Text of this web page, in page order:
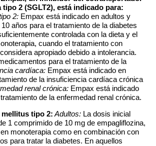
2 (SGLT2), está indicado para:
2: Empax está indicado en adultos y
años para el tratamiento de la diabetes
controlada con la dieta y el
cuando el tratamiento con
apropiado debido a intolerancia.
para el tratamiento de la
cardíaca: Empax está indicado en
de la insuficiencia cardíaca crónica
renal crónica: Empax está indicado
de la enfermedad renal crónica.
mellitus tipo 2: Adultos: La dosis inicial
1 comprimido de 10 mg de empagliflozina,
monoterapia como en combinación con
para tratar la diabetes. En aquellos